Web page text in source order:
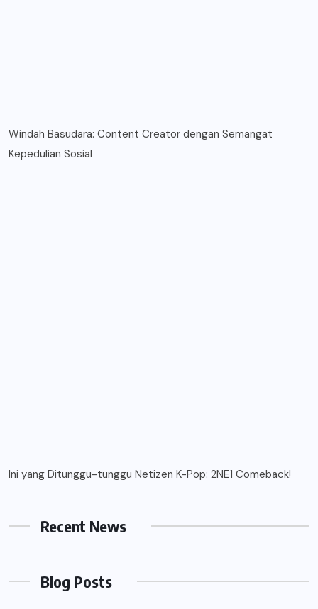
Windah Basudara: Content Creator dengan Semangat
Kepedulian Sosial
Ini yang Ditunggu-tunggu Netizen K-Pop: 2NE1 Comeback!
Recent News
Blog Posts